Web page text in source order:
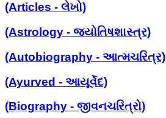
(Articles - લેખો)
(Astrology - જ્યોતિષશાસ્ત્ર)
(Autobiography - આત્મચરિત્ર)
(Ayurved - આયૂર્વેદ)
(Biography - જીવનચરિત્રો)